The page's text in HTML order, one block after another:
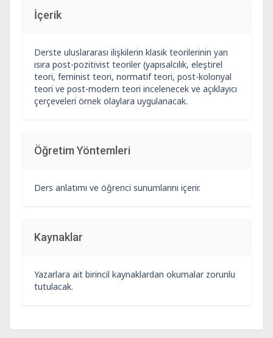
İçerik
Derste uluslararası ilişkilerin klasik teorilerinin yan
ısıra post-pozitivist teoriler (yapısalcılık, eleştirel
teori, feminist teori, normatif teori, post-kolonyal
teori ve post-modern teori incelenecek ve açıklayıcı
çerçeveleri örnek olaylara uygulanacak.
Öğretim Yöntemleri
Ders anlatımı ve öğrenci sunumlarını içerir.
Kaynaklar
Yazarlara ait birincil kaynaklardan okumalar zorunlu
tutulacak.